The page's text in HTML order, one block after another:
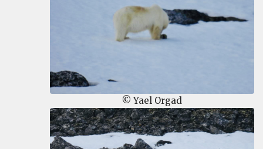
© Yael Orgad